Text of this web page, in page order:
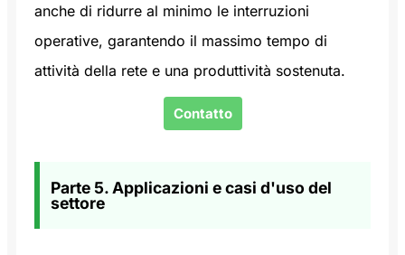
anche di ridurre al minimo le interruzioni
operative, garantendo il massimo tempo di
attività della rete e una produttività sostenuta.
Contatto
Parte 5. Applicazioni e casi d'uso del
settore